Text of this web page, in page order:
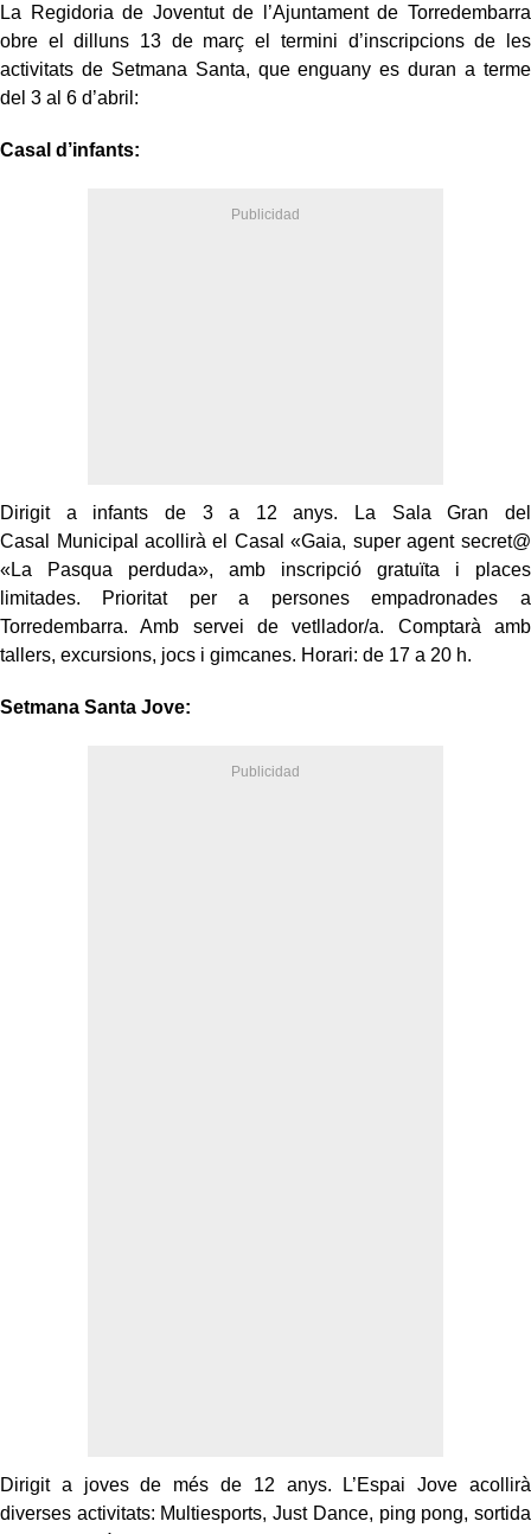
La Regidoria de Joventut de l’Ajuntament de Torredembarra
obre el dilluns 13 de març el termini d’inscripcions de les
activitats de Setmana Santa, que enguany es duran a terme
del 3 al 6 d’abril:
Casal d’infants:
Dirigit a infants de 3 a 12 anys. La Sala Gran del
Casal
Municipal acollirà el Casal «Gaia, super agent secret@
«La Pasqua perduda», amb inscripció gratuïta i places
limitades. Prioritat per a persones empadronades a
Torredembarra. Amb servei de vetllador/a. Comptarà amb
tallers, excursions, jocs i gimcanes. Horari: de 17 a 20 h.
Setmana Santa Jove:
Dirigit a joves de més de 12 anys. L’Espai Jove acollirà
diverses activitats: Multiesports, Just Dance, ping pong, sortida